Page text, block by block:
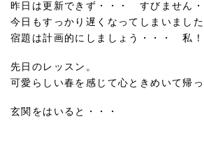
昨日は更新できず・・・ すびません・
今日もすっかり遅くなってしまいました
宿題は計画的にしましょう・・・ 私
先日のレッスン。
可愛らしい春を感じて心ときめいて帰
玄関をはいると・・・